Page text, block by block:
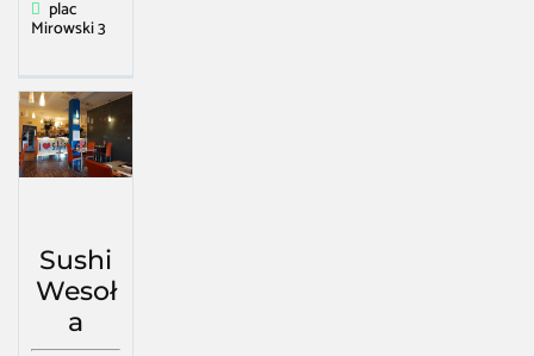
plac
Mirowski 3
Sushi
Wesoł
a